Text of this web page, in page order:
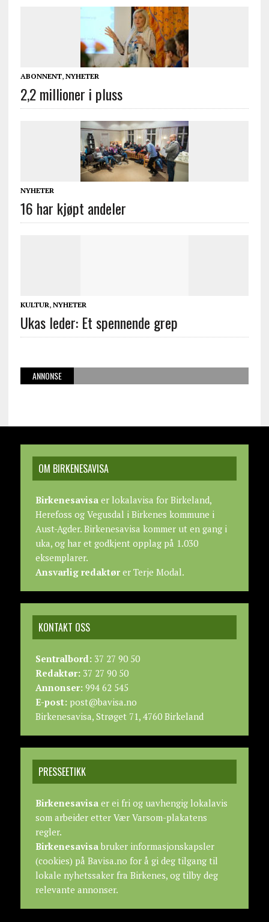
ABONNENT, NYHETER
2,2 millioner i pluss
NYHETER
16 har kjøpt andeler
KULTUR, NYHETER
Ukas leder: Et spennende grep
ANNONSE
OM BIRKENESAVISA
Birkenesavisaer lokalavisa for Birkeland,
Herefoss og Vegusdal i Birkenes kommune i
Aust-Agder. Birkenesavisa kommer ut en gang i
uka, og har et godkjent opplag på 1.030
eksemplarer.
Ansvarlig redaktører Terje Modal.
KONTAKT OSS
Sentralbord:37 27 90 50
Redaktør:37 27 90 50
Annonser:994 62 545
E-post:post@bavisa.no
Birkenesavisa, Strøget 71, 4760 Birkeland
PRESSEETIKK
Birkenesavisaer ei fri og uavhengig lokalavis
som arbeider etter Vær Varsom-plakatens
regler.
Birkenesavisabruker informasjonskapsler
(cookies) på Bavisa.no for å gi deg tilgang til
lokale nyhetssaker fra Birkenes, og tilby deg
relevante annonser.